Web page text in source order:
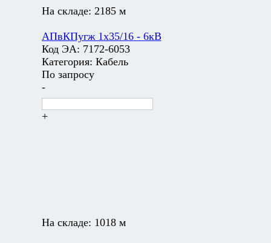
На складе: 2185 м
АПвКПугж 1х35/16 - 6кВ
Код ЭА: 7172-6053
Категория: Кабель
По запросу
-
+
На складе: 1018 м